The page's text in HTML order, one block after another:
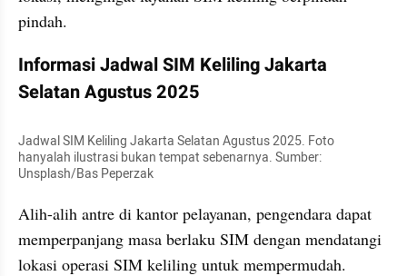
pindah.
Informasi Jadwal SIM Keliling Jakarta
Selatan Agustus 2025
Jadwal SIM Keliling Jakarta Selatan Agustus 2025. Foto
hanyalah ilustrasi bukan tempat sebenarnya. Sumber:
Unsplash/Bas Peperzak
Alih-alih antre di kantor pelayanan, pengendara dapat
memperpanjang masa berlaku SIM dengan mendatangi
lokasi operasi SIM keliling untuk mempermudah.